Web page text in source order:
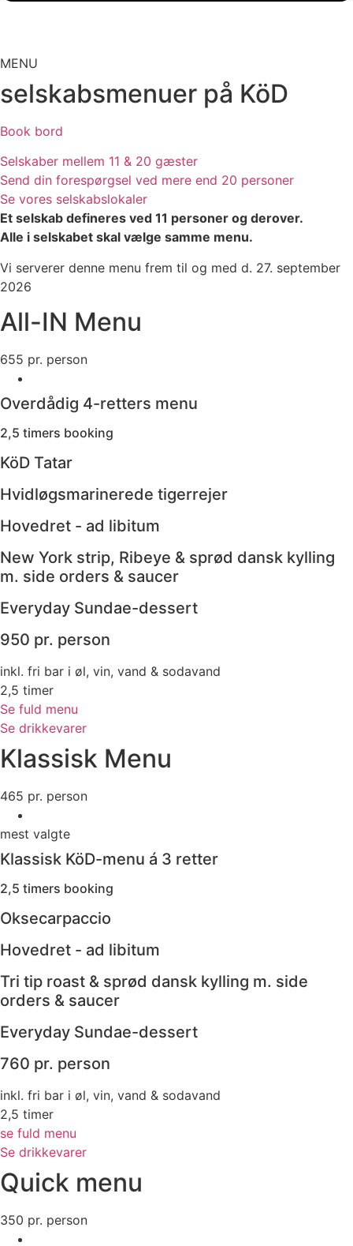
MENU
selskabsmenuer på KöD
Book bord
Selskaber mellem 11 & 20 gæster
Send din forespørgsel ved mere end 20 personer
Se vores selskabslokaler
Et selskab defineres ved 11 personer og derover.
Alle i selskabet skal vælge samme menu.
Vi serverer denne menu frem til og med d. 27. september
2026
All-IN Menu
655 pr. person
Overdådig 4-retters menu
2,5 timers booking
KöD Tatar
Hvidløgsmarinerede tigerrejer
Hovedret - ad libitum
New York strip, Ribeye & sprød dansk kylling
m. side orders & saucer
Everyday Sundae-dessert
950 pr. person
inkl. fri bar i øl, vin, vand & sodavand
2,5 timer
Se fuld menu
Se drikkevarer
Klassisk Menu
465 pr. person
mest valgte
Klassisk KöD-menu á 3 retter
2,5 timers booking
Oksecarpaccio
Hovedret - ad libitum
Tri tip roast & sprød dansk kylling m. side
orders & saucer
Everyday Sundae-dessert
760 pr. person
inkl. fri bar i øl, vin, vand & sodavand
2,5 timer
se fuld menu
Se drikkevarer
Quick menu
350 pr. person